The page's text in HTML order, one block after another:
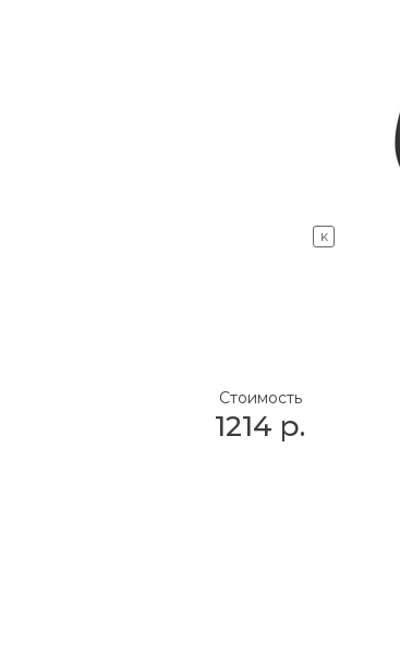
K
Стоимость
1214 р.